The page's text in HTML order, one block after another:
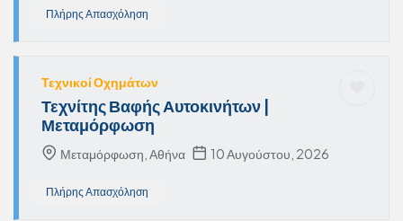
Πλήρης Απασχόληση
Τεχνικοί Οχημάτων
Τεχνίτης Βαφής Αυτοκινήτων |
Μεταμόρφωση
Μεταμόρφωση, Αθήνα 10 Αυγούστου, 2026
Πλήρης Απασχόληση